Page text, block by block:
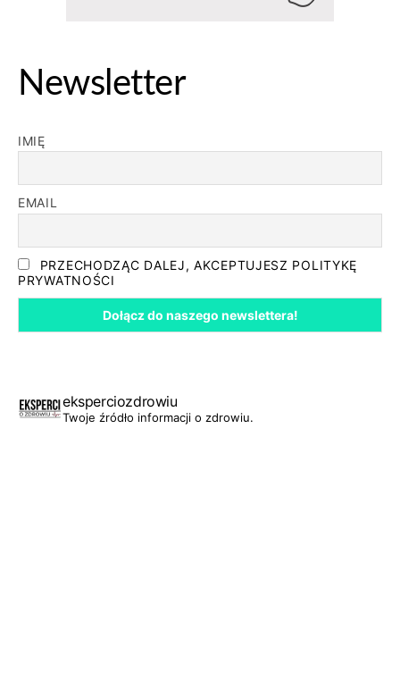
Newsletter
IMIĘ
EMAIL
PRZECHODZĄC DALEJ, AKCEPTUJESZ POLITYKĘ
PRYWATNOŚCI
eksperciozdrowiu
Twoje źródło informacji o zdrowiu.